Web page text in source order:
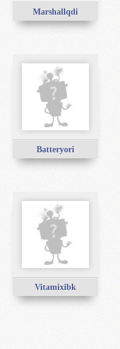
Marshallqdi
Batteryori
Vitamixibk